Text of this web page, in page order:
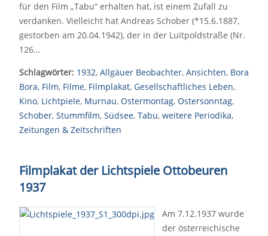
für den Film „Tabu“ erhalten hat, ist einem Zufall zu
verdanken. Vielleicht hat Andreas Schober (*15.6.1887,
gestorben am 20.04.1942), der in der Luitpoldstraße (Nr.
126…
Schlagwörter: 1932, Allgäuer Beobachter, Ansichten, Bora
Bora, Film, Filme, Filmplakat, Gesellschaftliches Leben,
Kino, Lichtpiele, Murnau, Ostermontag, Ostersonntag,
Schober, Stummfilm, Südsee, Tabu, weitere Periodika,
Zeitungen & Zeitschriften
Filmplakat der Lichtspiele Ottobeuren
1937
Am 7.12.1937 wurde
der österreichische